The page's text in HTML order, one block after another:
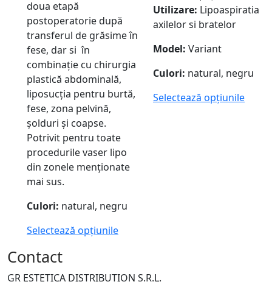
doua etapă
postoperatorie după
transferul de grăsime în
fese, dar si în
combinație cu chirurgia
plastică abdominală,
liposucția pentru burtă,
fese, zona pelvină,
șolduri și coapse.
Potrivit pentru toate
procedurile vaser lipo
din zonele menționate
mai sus.
Culori: natural, negru
Selectează opțiunile
Utilizare: Lipoaspiratia
axilelor si bratelor
Model: Variant
Culori: natural, negru
Selectează opțiunile
Contact
GR ESTETICA DISTRIBUTION S.R.L.